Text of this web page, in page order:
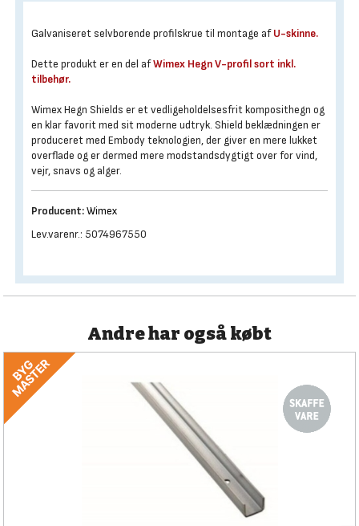
Galvaniseret selvborende profilskrue til montage afU-skinne.
Dette produkt er en del afWimex Hegn V-profil sort inkl.
tilbehør.
Wimex Hegn Shields er et vedligeholdelsesfrit komposithegn og
en klar favorit med sit moderne udtryk. Shield beklædningen er
produceret med Embody teknologien, der giver en mere lukket
overflade og er dermed mere modstandsdygtigt over for vind,
vejr, snavs og alger.
Producent:Wimex
Lev.varenr.: 5074967550
Andre har også købt